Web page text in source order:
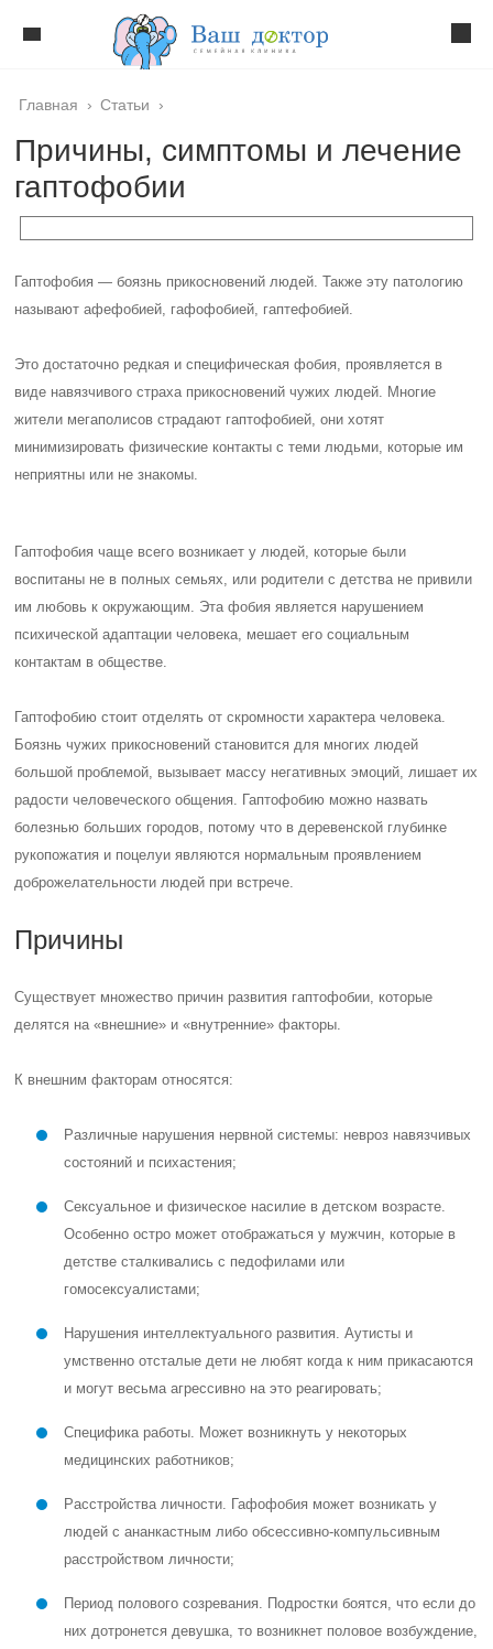
Главная › Статьи ›
Причины, симптомы и лечение
гаптофобии
Гаптофобия — боязнь прикосновений людей. Также эту патологию
называют афефобией, гафофобией, гаптефобией.
Это достаточно редкая и специфическая фобия, проявляется в
виде навязчивого страха прикосновений чужих людей. Многие
жители мегаполисов страдают гаптофобией, они хотят
минимизировать физические контакты с теми людьми, которые им
неприятны или не знакомы.
Гаптофобия чаще всего возникает у людей, которые были
воспитаны не в полных семьях, или родители с детства не привили
им любовь к окружающим. Эта фобия является нарушением
психической адаптации человека, мешает его социальным
контактам в обществе.
Гаптофобию стоит отделять от скромности характера человека.
Боязнь чужих прикосновений становится для многих людей
большой проблемой, вызывает массу негативных эмоций, лишает их
радости человеческого общения. Гаптофобию можно назвать
болезнью больших городов, потому что в деревенской глубинке
рукопожатия и поцелуи являются нормальным проявлением
доброжелательности людей при встрече.
Причины
Существует множество причин развития гаптофобии, которые
делятся на «внешние» и «внутренние» факторы.
К внешним факторам относятся:
Различные нарушения нервной системы: невроз навязчивых
состояний и психастения;
Сексуальное и физическое насилие в детском возрасте.
Особенно остро может отображаться у мужчин, которые в
детстве сталкивались с педофилами или
гомосексуалистами;
Нарушения интеллектуального развития. Аутисты и
умственно отсталые дети не любят когда к ним прикасаются
и могут весьма агрессивно на это реагировать;
Специфика работы. Может возникнуть у некоторых
медицинских работников;
Расстройства личности. Гафофобия может возникать у
людей с ананкастным либо обсессивно-компульсивным
расстройством личности;
Период полового созревания. Подростки боятся, что если до
них дотронется девушка, то возникнет половое возбуждение,